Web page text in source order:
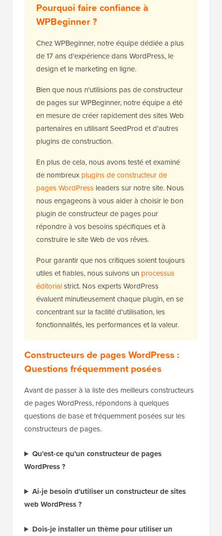
Pourquoi faire confiance à
WPBeginner ?
Chez WPBeginner, notre équipe dédiée a plus
de 17 ans d'expérience dans WordPress, le
design et le marketing en ligne.
Bien que nous n'utilisions pas de constructeur
de pages sur WPBeginner, notre équipe a été
en mesure de créer rapidement des sites Web
partenaires en utilisant SeedProd et d'autres
plugins de construction.
En plus de cela, nous avons testé et examiné
de nombreux plugins de constructeur de
pages WordPress leaders sur notre site. Nous
nous engageons à vous aider à choisir le bon
plugin de constructeur de pages pour
répondre à vos besoins spécifiques et à
construire le site Web de vos rêves.
Pour garantir que nos critiques soient toujours
utiles et fiables, nous suivons un processus
éditorialstrict. Nos experts WordPress
évaluent minutieusement chaque plugin, en se
concentrant sur la facilité d'utilisation, les
fonctionnalités, les performances et la valeur.
Constructeurs de pages WordPress :
Questions fréquemment posées
Avant de passer à la liste des meilleurs constructeurs
de pages WordPress, répondons à quelques
questions de base et fréquemment posées sur les
constructeurs de pages.
Qu'est-ce qu'un constructeur de pages
WordPress ?
Ai-je besoin d'utiliser un constructeur de sites
web WordPress ?
Dois-je installer un thème pour utiliser un